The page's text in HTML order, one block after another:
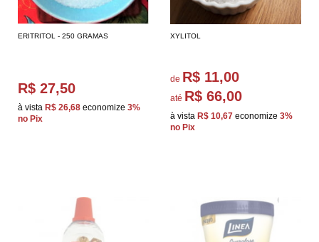
ERITRITOL - 250 GRAMAS
R$ 27,50
à vista R$ 26,68 economize 3%
no Pix
XYLITOL
de R$ 11,00
até R$ 66,00
à vista R$ 10,67 economize 3%
no Pix